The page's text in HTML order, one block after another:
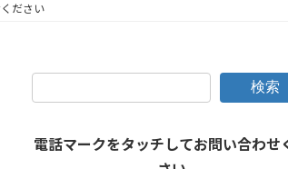
ださい
検索
電話マークをタッチしてお問い合わせ